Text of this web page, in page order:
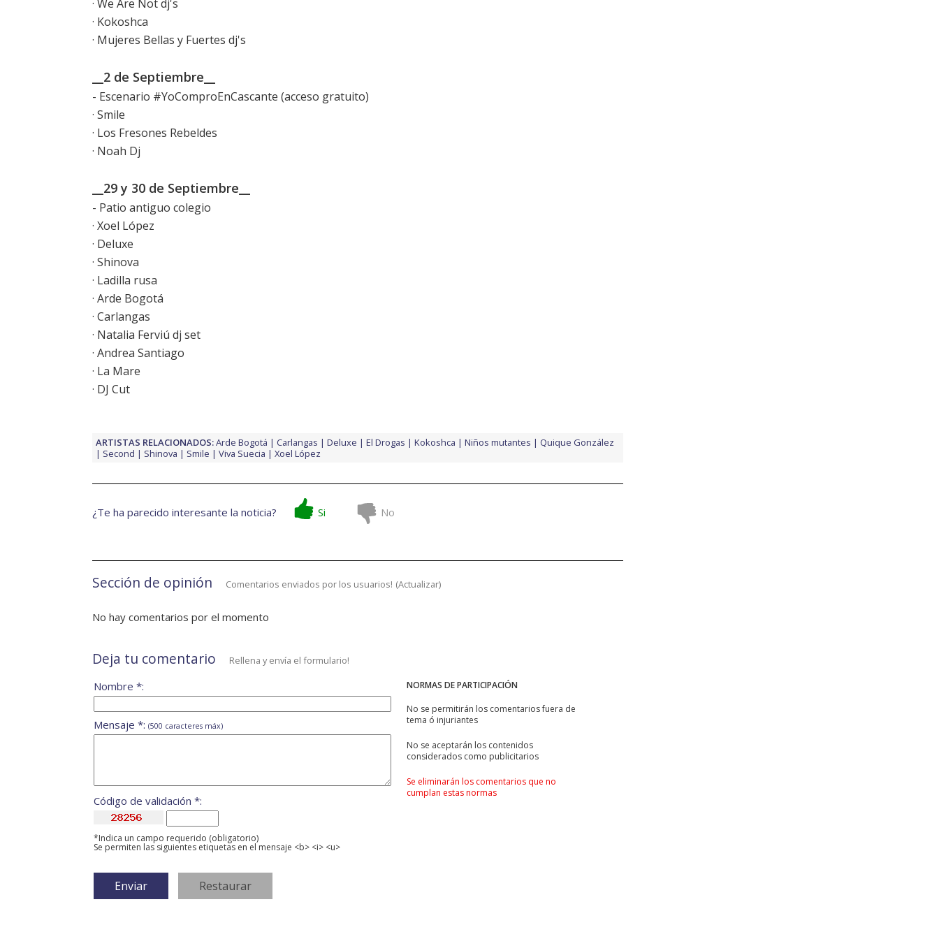
· We Are Not dj's
· Kokoshca
· Mujeres Bellas y Fuertes dj's
__2 de Septiembre__
- Escenario #YoComproEnCascante (acceso gratuito)
· Smile
· Los Fresones Rebeldes
· Noah Dj
__29 y 30 de Septiembre__
- Patio antiguo colegio
· Xoel López
· Deluxe
· Shinova
· Ladilla rusa
· Arde Bogotá
· Carlangas
· Natalia Ferviú dj set
· Andrea Santiago
· La Mare
· DJ Cut
ARTISTAS RELACIONADOS:Arde Bogotá Carlangas Deluxe El Drogas Kokoshca Niños mutantes
Quique González
Second
Shinova Smile Viva Suecia Xoel López
¿Te ha parecido interesante la noticia? Si No
Sección de opinión Comentarios enviados por los usuarios! (Actualizar)
No hay comentarios por el momento
Deja tu comentario Rellena y envía el formulario!
NORMAS DE PARTICIPACIÓN
No se permitirán los comentarios fuera de
tema ó injuriantes
No se aceptarán los contenidos
considerados como publicitarios
Se eliminarán los comentarios que no
cumplan estas normas
Nombre *:
Mensaje *: (500 caracteres máx)
Código de validación *:
*Indica un campo requerido (obligatorio)
Se permiten las siguientes etiquetas en el mensaje <b> <i> <u>